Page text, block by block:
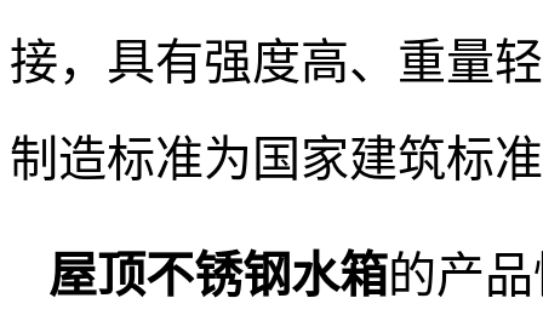
接，具有强度高、重量
制造标准为国家建筑标
屋顶不锈钢水箱的产